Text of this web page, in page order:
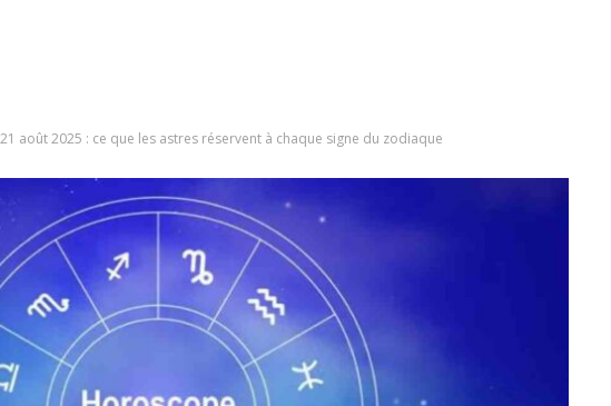
août 2025 : ce que les astres réservent à chaque signe du zodiaque